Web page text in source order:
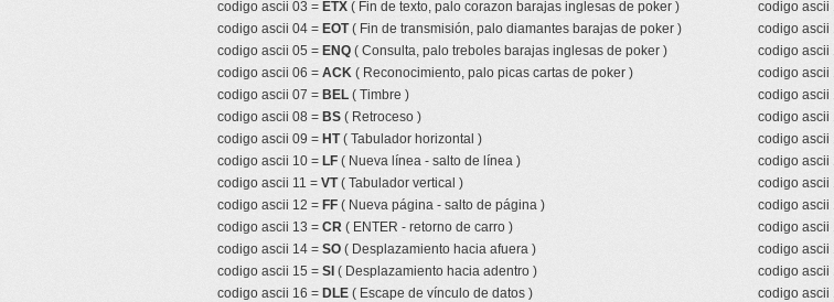
codigo ascii 03 = ETX ( Fin de texto, palo corazon barajas inglesas de poker )
codigo ascii 04 = EOT( Fin de transmisión, palo diamantes barajas de poker )
codigo ascii 05 = ENQ ( Consulta, palo treboles barajas inglesas de poker )
codigo ascii 06 = ACK ( Reconocimiento, palo picas cartas de poker )
codigo ascii 07 = BEL ( Timbre )
codigo ascii 08 = BS ( Retroceso )
codigo ascii 09 = HT( Tabulador horizontal )
codigo ascii 10 = LF ( Nueva línea - salto de línea )
codigo ascii 11 = VT( Tabulador vertical )
codigo ascii 12 = FF ( Nueva página - salto de página )
codigo ascii 13 = CR ( ENTER - retorno de carro )
codigo ascii 14 = SO ( Desplazamiento hacia afuera )
codigo ascii 15 = SI ( Desplazamiento hacia adentro )
codigo ascii 16 = DLE ( Escape de vínculo de datos )
codigo ascii
codigo ascii
codigo ascii
codigo ascii
codigo ascii
codigo ascii
codigo ascii
codigo ascii
codigo
codigo
codigo ascii
codigo ascii
codigo ascii
codigo ascii